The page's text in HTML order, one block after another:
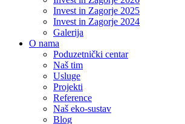
Invest in Zagorje 2025
Invest in Zagorje 2024
Galerija
O nama
Poduzetnički centar
Naš tim
Usluge
Projekti
Reference
Naš eko-sustav
Blog